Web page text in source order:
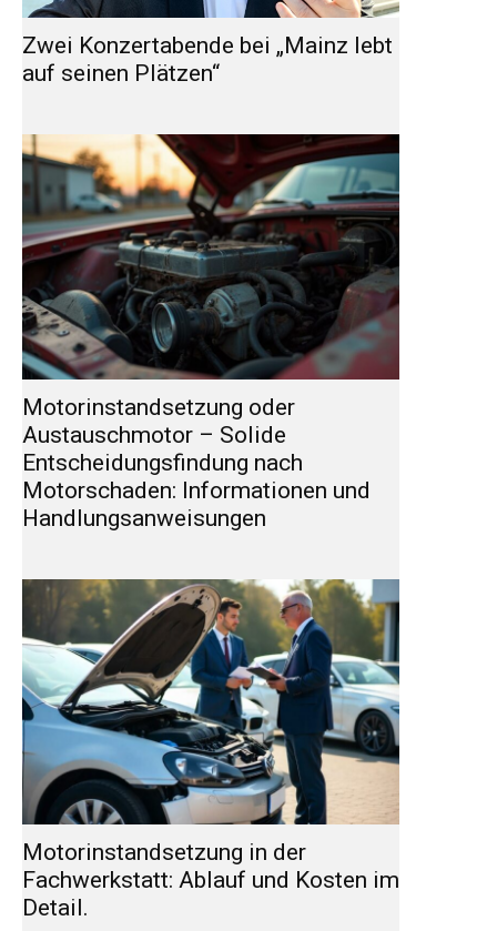
Zwei Konzertabende bei „Mainz lebt
auf seinen Plätzen“
Motorinstandsetzung oder
Austauschmotor – Solide
Entscheidungsfindung nach
Motorschaden: Informationen und
Handlungsanweisungen
Motorinstandsetzung in der
Fachwerkstatt: Ablauf und Kosten im
Detail.